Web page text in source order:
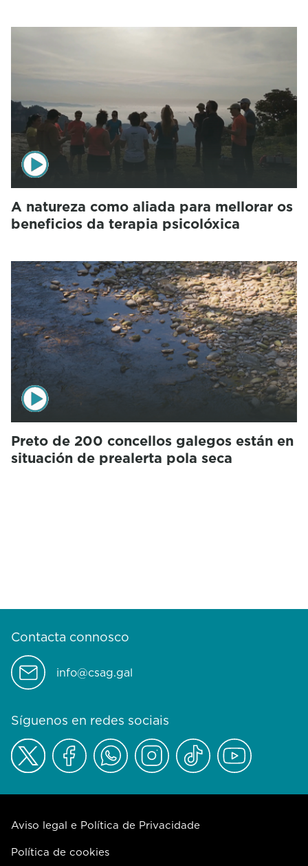
A natureza como aliada para mellorar os
beneficios da terapia psicolóxica
Preto de 200 concellos galegos están en
situación de prealerta pola seca
Contacta connosco
info@csag.gal
Síguenos en redes sociais
Aviso legal e Política de Privacidade
Política de cookies